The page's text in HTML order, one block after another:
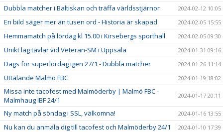
Dubbla matcher i Baltiskan och träffa världsstjärnor 2024-02-12 10:05
En bild säger mer än tusen ord - Historia är skapad 2024-02-05 15:55
Hemmamatch på lördag kl 15.00 i Kirsebergs sporthall 2024-02-05 09:30
Unikt lag tävlar vid Veteran-SM i Uppsala 2024-01-31 09:16
Dags för superlördag igen 27/1 - Dubbla matcher 2024-01-26 11:14
Uttalande Malmö FBC 2024-01-19 18:02
Missa inte tacofest med Malmöderby | Malmö FBC -
Malmhaug IBF 24/1
2024-01-17 20:11
Ny match på söndag i SSL, välkomna! 2024-01-16 13:55
Nu kan du anmäla dig till tacofest och Malmöderby 24/1 2024-01-10 17:39